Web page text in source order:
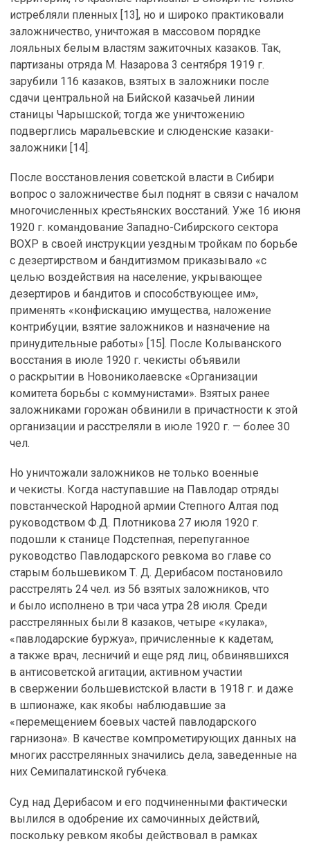
истребляли пленных [13], но и широко практиковали
заложничество, уничтожая в массовом порядке
лояльных белым властям зажиточных казаков. Так,
партизаны отряда М. Назарова 3 сентября 1919 г.
зарубили 116 казаков, взятых в заложники после
сдачи центральной на Бийской казачьей линии
станицы Чарышской; тогда же уничтожению
подверглись маральевские и слюденские казаки-
заложники [14].
После восстановления советской власти в Сибири
вопрос о заложничестве был поднят в связи с началом
многочисленных крестьянских восстаний. Уже 16 июня
1920 г. командование Западно-Сибирского сектора
ВОХР в своей инструкции уездным тройкам по борьбе
с дезертирством и бандитизмом приказывало «с
целью воздействия на население, укрывающее
дезертиров и бандитов и способствующее им»,
применять «конфискацию имущества, наложение
контрибуции, взятие заложников и назначение на
принудительные работы» [15]. После Колыванского
восстания в июле 1920 г. чекисты объявили
о раскрытии в Новониколаевске «Организации
комитета борьбы с коммунистами». Взятых ранее
заложниками горожан обвинили в причастности к этой
организации и расстреляли в июле 1920 г. — более 30
чел.
Но уничтожали заложников не только военные
и чекисты. Когда наступавшие на Павлодар отряды
повстанческой Народной армии Степного Алтая под
руководством Ф.Д. Плотникова 27 июля 1920 г.
подошли к станице Подстепная, перепуганное
руководство Павлодарского ревкома во главе со
старым большевиком Т. Д. Дерибасом постановило
расстрелять 24 чел. из 56 взятых заложников, что
и было исполнено в три часа утра 28 июля. Среди
расстрелянных были 8 казаков, четыре «кулака»,
«павлодарские буржуа», причисленные к кадетам,
а также врач, лесничий и еще ряд лиц, обвинявшихся
в антисоветской агитации, активном участии
в свержении большевистской власти в 1918 г. и даже
в шпионаже, как якобы наблюдавшие за
«перемещением боевых частей павлодарского
гарнизона». В качестве компрометирующих данных на
многих расстрелянных значились дела, заведенные на
них Семипалатинской губчека.
Суд над Дерибасом и его подчиненными фактически
вылился в одобрение их самочинных действий,
поскольку ревком якобы действовал в рамках